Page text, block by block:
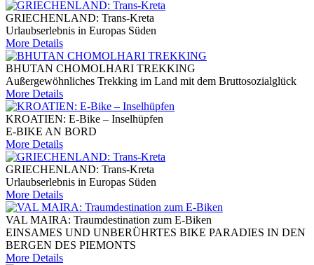
GRIECHENLAND: Trans-Kreta
Urlaubserlebnis in Europas Süden
More Details
BHUTAN CHOMOLHARI TREKKING
Außergewöhnliches Trekking im Land mit dem Bruttosozialglück
More Details
KROATIEN: E-Bike – Inselhüpfen
E-BIKE AN BORD
More Details
GRIECHENLAND: Trans-Kreta
Urlaubserlebnis in Europas Süden
More Details
VAL MAIRA: Traumdestination zum E-Biken
EINSAMES UND UNBERÜHRTES BIKE PARADIES IN DEN
BERGEN DES PIEMONTS
More Details